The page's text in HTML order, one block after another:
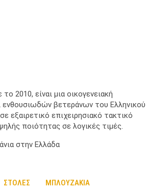
2010, είναι μια οικογενειακή
ενθουσιωδών βετεράνων του Ελληνικού
εξαιρετικό επιχειρησιακό τακτικό
ποιότητας σε λογικές τιμές.
στην Ελλάδα
ΣΤΟΛΕΣ ΜΠΛΟΥΖΑΚΙΑ